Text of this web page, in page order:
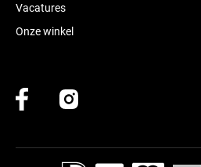
Vacatures
Onze winkel